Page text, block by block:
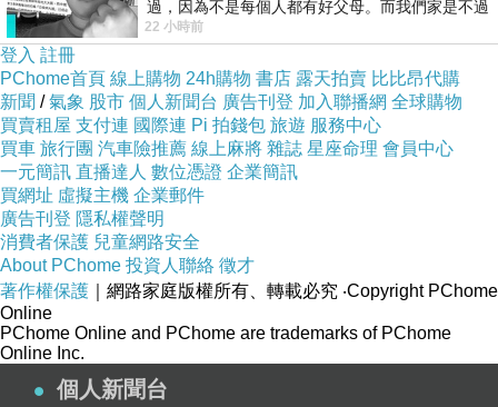
過，因為不是每個人都有好父母。而我們家是不過
節的，平時也沒什麼儀式感，生活趨近冷
22 小時前
登入 註冊
PChome首頁 線上購物 24h購物 書店 露天拍賣 比比昂代購
新聞 /氣象 股市 個人新聞台 廣告刊登 加入聯播網 全球購物
買賣租屋 支付連 國際連 Pi 拍錢包 旅遊 服務中心
買車 旅行團 汽車險推薦 線上麻將 雜誌 星座命理 會員中心
一元簡訊 直播達人 數位憑證 企業簡訊
買網址 虛擬主機 企業郵件
廣告刊登 隱私權聲明
消費者保護 兒童網路安全
About PChome 投資人聯絡 徵才
著作權保護 ｜網路家庭版權所有、轉載必究 ‧Copyright PChome
Online
PChome Online and PChome are trademarks of PChome
Online Inc.
個人新聞台